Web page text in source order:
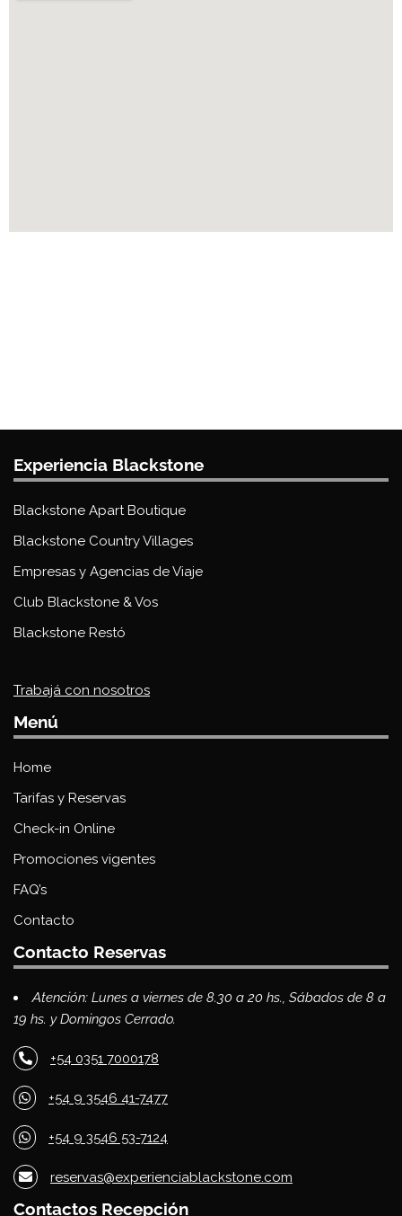
Experiencia Blackstone
Blackstone Apart Boutique
Blackstone Country Villages
Empresas y Agencias de Viaje
Club Blackstone & Vos
Blackstone Restó
Trabajá con nosotros
Menú
Home
Tarifas y Reservas
Check-in Online
Promociones vigentes
FAQ’s
Contacto
Contacto Reservas
Atención: Lunes a viernes de 8.30 a 20 hs., Sábados de 8 a
19 hs. y Domingos Cerrado.
+54 0351 7000178
+54 9 3546 41-7477
+54 9 3546 53-7124
reservas@experienciablackstone.com
Contactos Recepción